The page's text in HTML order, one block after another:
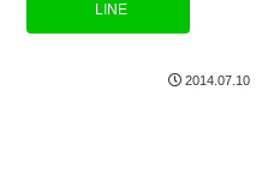
LINE
2014.07.10